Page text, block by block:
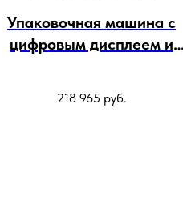
Упаковочная машина с
цифровым дисплеем и
400mm
218 965 руб.